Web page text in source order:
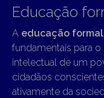
Educação
A educação formal
fundamentais para o
intelectual de um
cidadãos
ativamente da